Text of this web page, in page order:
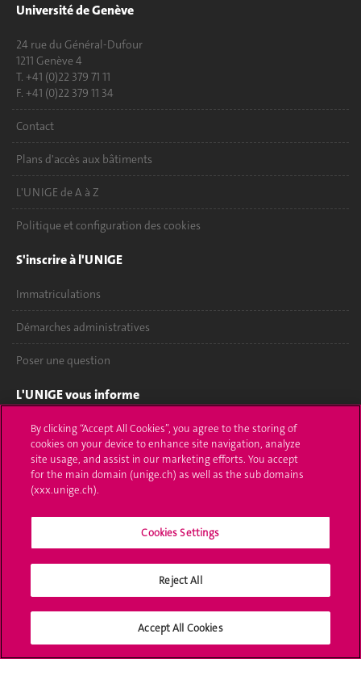
Université de Genève
24 rue du Général-Dufour
1211 Genève 4
T. +41 (0)22 379 71 11
F. +41 (0)22 379 11 34
Contact
Plans d'accès aux bâtiments
L'UNIGE de A à Z
Politique et configuration des cookies
S'inscrire à l'UNIGE
Immatriculations
Démarches administratives
Poser une question
L'UNIGE vous informe
UNIGE Mobile
Médias
Offres d'emploi
Calendrier académique
Médias sociaux UNIGE
By clicking “Accept All Cookies”, you agree to the storing of
cookies on your device to enhance site navigation, analyze
site usage, and assist in our marketing efforts. You accept
for the main domain (unige.ch) as well as the sub domains
(xxx.unige.ch).
Cookies Settings
Reject All
Accept All Cookies